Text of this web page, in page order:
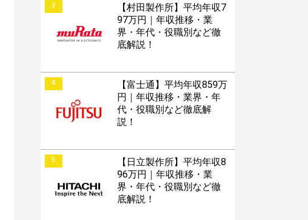
3
【村田製作所】平均年収7
97万円｜年収推移・業
界・年代・役職別など徹
底解説！
4
【富士通】平均年収859万
円｜年収推移・業界・年
代・役職別など徹底解
説！
5
【日立製作所】平均年収8
96万円｜年収推移・業
界・年代・役職別など徹
底解説！